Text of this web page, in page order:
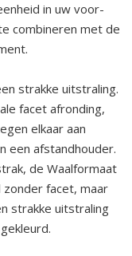
in uw voor-
combineren met de
strakke uitstraling.
facet afronding,
elkaar aan
een afstandhouder.
de Waalformaat
zonder facet, maar
strakke uitstraling